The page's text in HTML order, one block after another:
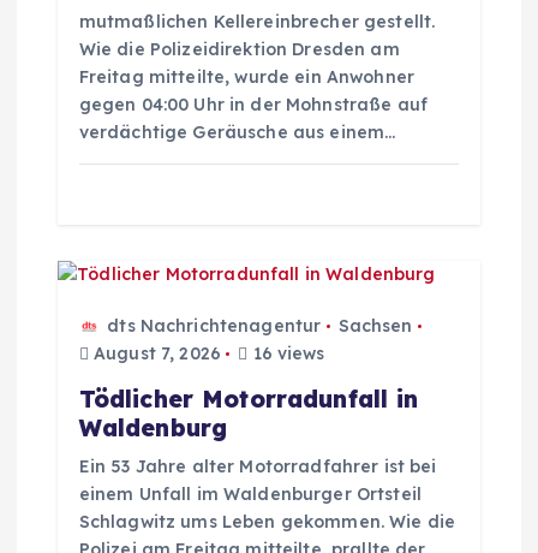
o
mutmaßlichen Kellereinbrecher gestellt.
Wie die Polizeidirektion Dresden am
Freitag mitteilte, wurde ein Anwohner
gegen 04:00 Uhr in der Mohnstraße auf
verdächtige Geräusche aus einem…
dts Nachrichtenagentur
Sachsen
August 7, 2026
16 views
Tödlicher Motorradunfall in
Waldenburg
Ein 53 Jahre alter Motorradfahrer ist bei
einem Unfall im Waldenburger Ortsteil
Schlagwitz ums Leben gekommen. Wie die